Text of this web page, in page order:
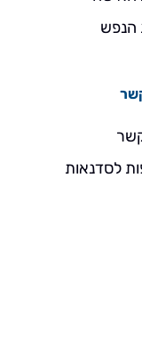
הנפש
לסדנאות